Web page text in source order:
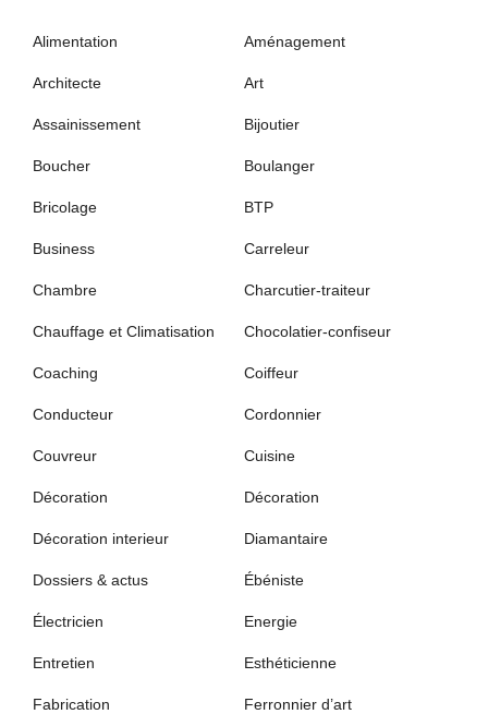
Alimentation Aménagement
Architecte Art
Assainissement Bijoutier
Boucher Boulanger
Bricolage BTP
Business Carreleur
Chambre Charcutier-traiteur
Chauffage et Climatisation Chocolatier-confiseur
Coaching Coiffeur
Conducteur Cordonnier
Couvreur Cuisine
Décoration Décoration
Décoration interieur Diamantaire
Dossiers & actus Ébéniste
Électricien Energie
Entretien Esthéticienne
Fabrication Ferronnier d’art